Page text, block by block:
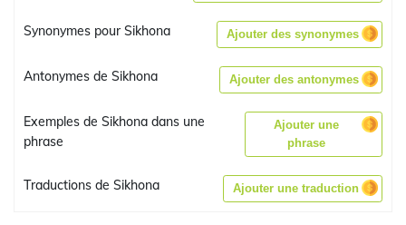
Synonymes pour Sikhona Ajouter des synonymes
Antonymes de Sikhona Ajouter des antonymes
Exemples de Sikhona dans une
phrase
Ajouter une
phrase
Traductions de Sikhona Ajouter une traduction